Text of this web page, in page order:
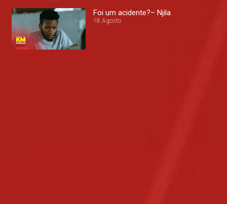
Foi um acidente?– Njila
18 Agosto